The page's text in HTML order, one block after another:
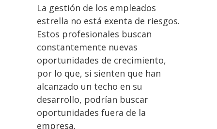
La gestión de los empleados
estrella no está exenta de riesgos.
Estos profesionales buscan
constantemente nuevas
oportunidades de crecimiento,
por lo que, si sienten que han
alcanzado un techo en su
desarrollo, podrían buscar
oportunidades fuera de la
empresa.